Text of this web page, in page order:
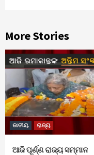
More Stories
ଜାତୀୟ ରାଜ୍ୟ
ଆଜି ପୂର୍ଣ୍ଣ ରାଜ୍ୟ ସମ୍ମାନ